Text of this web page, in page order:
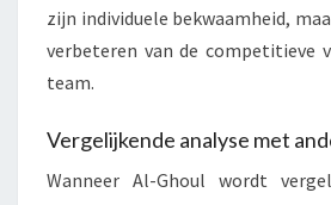
zijn individuele bekwaamheid,
verbeteren van de competitieve
team.
Vergelijkende analyse met
Wanneer Al-Ghoul wordt